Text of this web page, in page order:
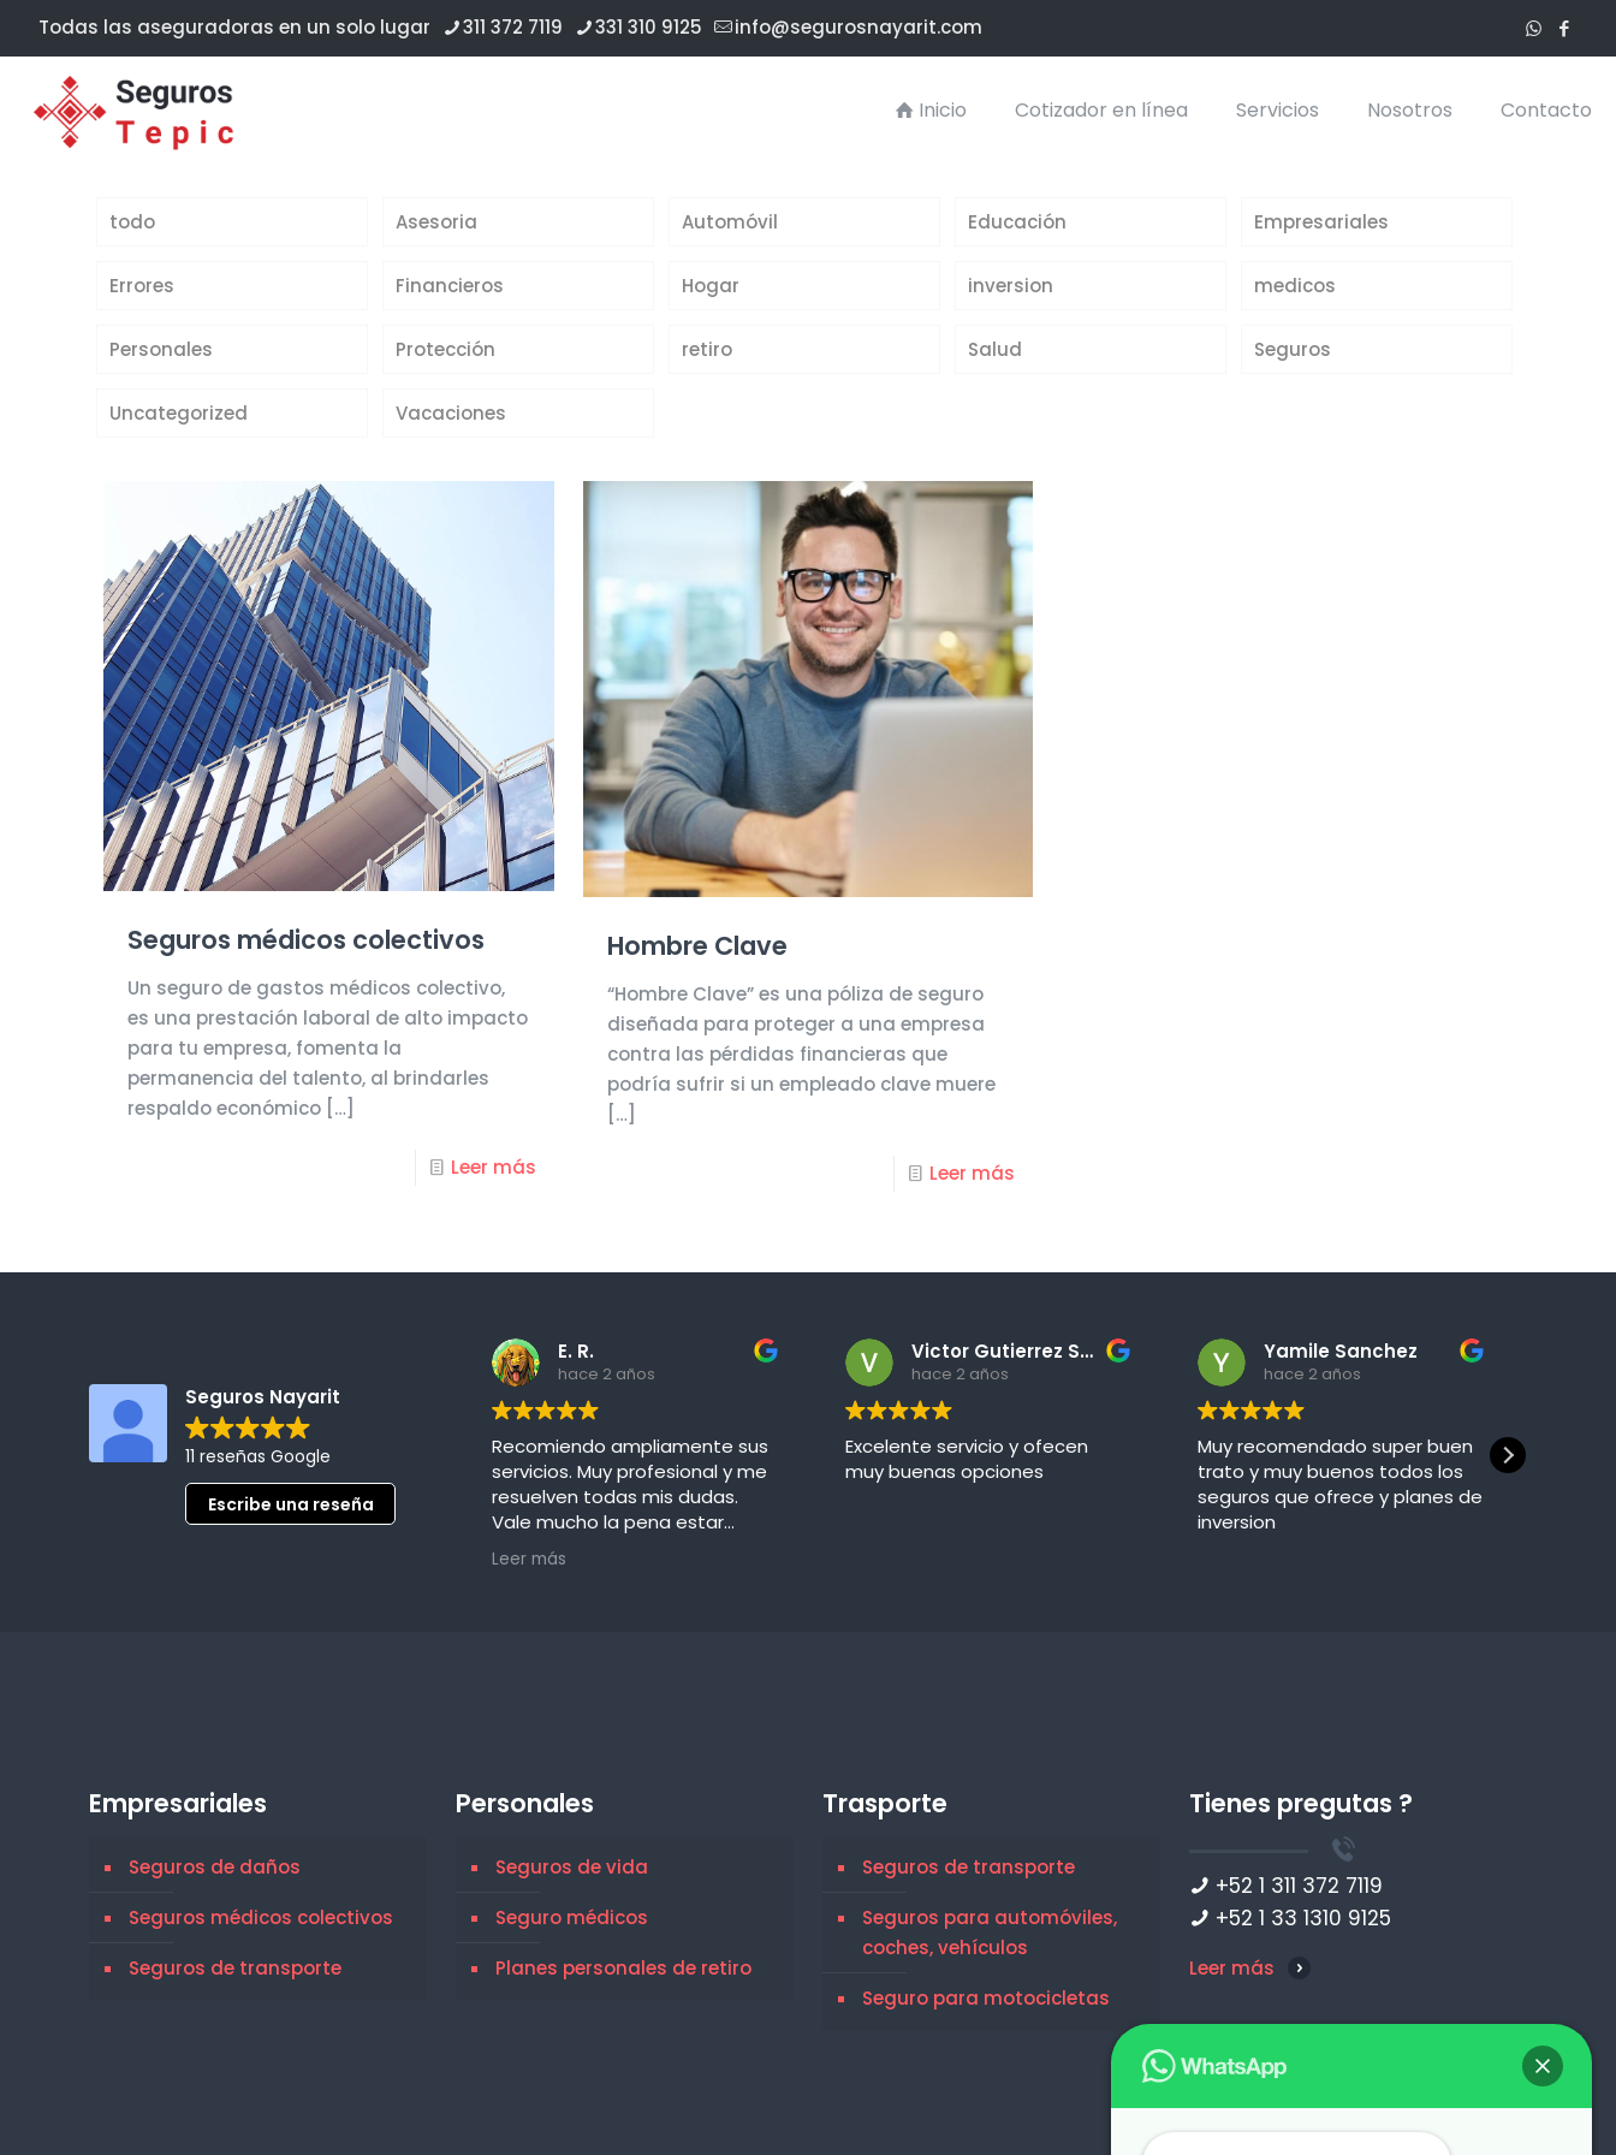
Todas las aseguradoras en un solo lugar 311 372 7119 331 310 9125 info@segurosnayarit.com
Inicio Cotizador en línea Servicios Nosotros Contacto
todo Asesoria Automóvil Educación Empresariales
Errores Financieros Hogar inversion medicos
Personales Protección retiro Salud Seguros
Uncategorized Vacaciones
Seguros médicos colectivos
Un seguro de gastos médicos colectivo,
es una prestación laboral de alto impacto
para tu empresa, fomenta la
permanencia del talento, al brindarles
respaldo económico[…]
Leer más
Hombre Clave
“Hombre Clave” es una póliza de seguro
diseñada para proteger a una empresa
contra las pérdidas financieras que
podría sufrir si un empleado clave muere
[…]
Leer más
Seguros Nayarit
11 reseñas Google
Escribe una reseña
E. R.
hace 2 años
Recomiendo ampliamente sus
servicios. Muy profesional y me
resuelven todas mis dudas.
Vale mucho la pena estar
asegurado con Seguros Nayarit
Leer más
Victor Gutierrez Sanchez
hace 2 años
Excelente servicio y ofecen
muy buenas opciones
Yamile Sanchez
hace 2 años
Muy recomendado super buen
trato y muy buenos todos los
seguros que ofrece y planes de
inversion
Empresariales
Seguros de daños
Seguros médicos colectivos
Seguros de transporte
Personales
Seguros de vida
Seguro médicos
Planes personales de retiro
Trasporte
Seguros de transporte
Seguros para automóviles,
coches, vehículos
Seguro para motocicletas
Tienes pregutas ?
+52 1 311 372 7119
+52 1 33 1310 9125
Leer más